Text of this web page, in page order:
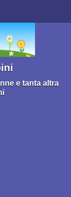
e tanta altra